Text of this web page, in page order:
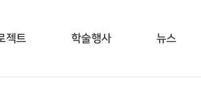
젝트 학술행사 뉴스